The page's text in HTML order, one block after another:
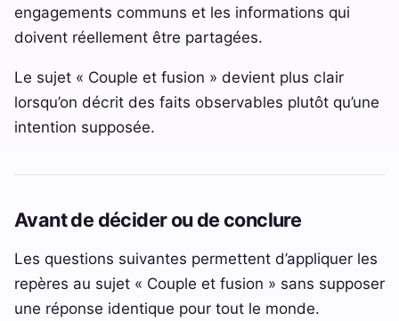
engagements communs et les informations qui
doivent réellement être partagées.
Le sujet « Couple et fusion » devient plus clair
lorsqu’on décrit des faits observables plutôt qu’une
intention supposée.
Avant de décider ou de conclure
Les questions suivantes permettent d’appliquer les
repères au sujet « Couple et fusion » sans supposer
une réponse identique pour tout le monde.